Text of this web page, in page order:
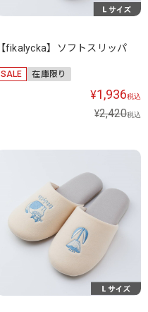
【fikalycka】ソフトスリッパ
SALE 在庫限り
¥1,936税込
¥2,420税込